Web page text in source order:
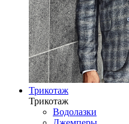
Трикотаж
Трикотаж
Водолазки